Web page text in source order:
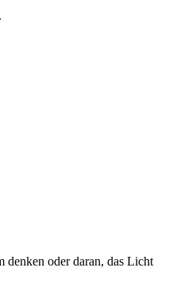
denken oder daran, das Licht